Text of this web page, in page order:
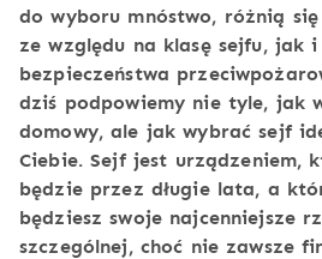
do wyboru mnóstwo, różnią
ze względu na klasę sejfu, jak
bezpieczeństwa
dziś podpowiemy nie tyle, jak
domowy, ale jak wybrać sejf
Ciebie. Sejf jest urządzeniem,
będzie przez długie lata, a
będziesz swoje najcenniejsze
szczególnej, choć nie zawsze